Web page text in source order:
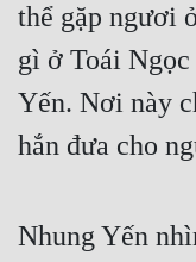
thể gặp ngươi
gì ở Toái
Yến. Nơi này
hắn đưa cho
Nhung Yến